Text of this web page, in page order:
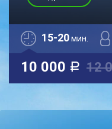
15-20мин.
10 000 a 12